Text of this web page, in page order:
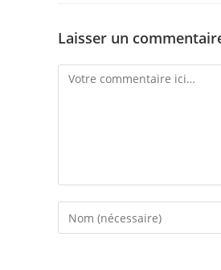
Laisser un